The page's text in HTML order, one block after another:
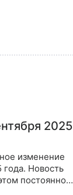
2025
изменение
Новость
постоянно